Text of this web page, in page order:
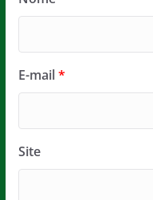
E-mail*
Site